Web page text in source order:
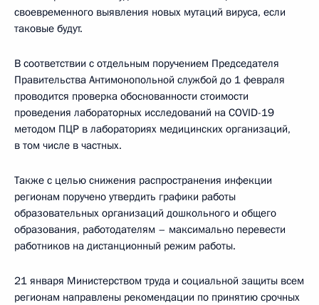
своевременного выявления новых мутаций вируса, если
таковые будут.
В соответствии с отдельным поручением Председателя
Правительства Антимонопольной службой до 1 февраля
проводится проверка обоснованности стоимости
проведения лабораторных исследований на COVID-19
методом ПЦР в лабораториях медицинских организаций,
в том числе в частных.
Также с целью снижения распространения инфекции
регионам поручено утвердить графики работы
образовательных организаций дошкольного и общего
образования, работодателям – максимально перевести
работников на дистанционный режим работы.
21 января Министерством труда и социальной защиты всем
регионам направлены рекомендации по принятию срочных